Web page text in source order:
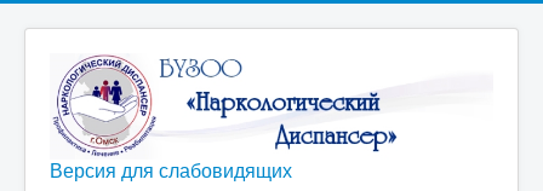
Версия для слабовидящих